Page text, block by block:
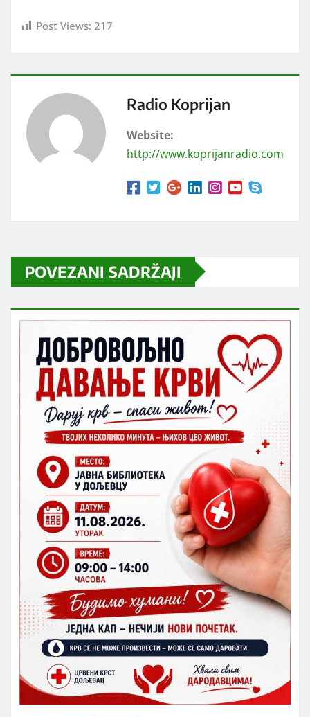
Post Views: 217
Radio Koprijan
Website:
http://www.koprijanradio.com
POVEZANI SADRŽAJI